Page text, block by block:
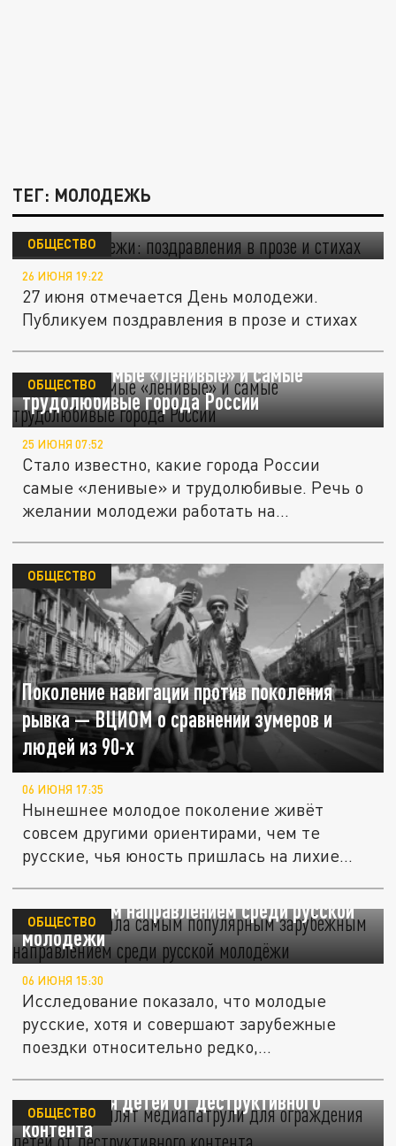
ТЕГ: МОЛОДЕЖЬ
День молодежи: поздравления в прозе и
стихах
ОБЩЕСТВО
26 ИЮНЯ 19:22
27 июня отмечается День молодежи.
Публикуем поздравления в прозе и стихах
Названы самые «ленивые» и самые
трудолюбивые города России
ОБЩЕСТВО
25 ИЮНЯ 07:52
Стало известно, какие города России
самые «ленивые» и трудолюбивые. Речь о
желании молодежи работать на...
Поколение навигации против поколения
рывка — ВЦИОМ о сравнении зумеров и
людей из 90-х
ОБЩЕСТВО
06 ИЮНЯ 17:35
Нынешнее молодое поколение живёт
совсем другими ориентирами, чем те
русские, чья юность пришлась на лихие...
Армения стала самым популярным
зарубежным направлением среди русской
молодёжи
ОБЩЕСТВО
06 ИЮНЯ 15:30
Исследование показало, что молодые
русские, хотя и совершают зарубежные
поездки относительно редко,...
В России усилят медиапатрули для
ограждения детей от деструктивного
контента
ОБЩЕСТВО